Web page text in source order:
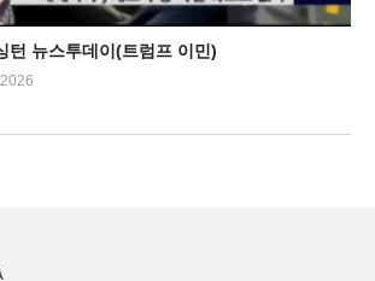
턴 뉴스투데이(트럼프 이민)